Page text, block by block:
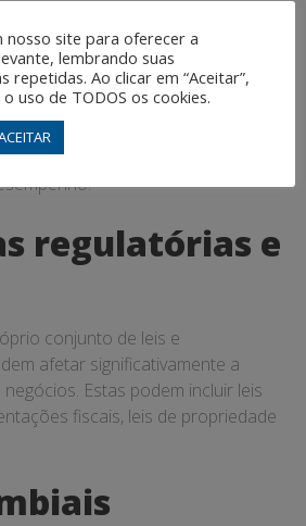
culturais
país, é crucial respeitar e entender
local. A falta de
pode levar a mal-entendidos, que
da empresa e impactar
regulatórias e
conjunto de leis e
afetar significativamente a
Estas podem incluir leis
fiscais, leis de propriedade
nosso site para oferecer a
lembrando suas
repetidas. Ao clicar em “Aceitar”,
uso de TODOS os cookies.